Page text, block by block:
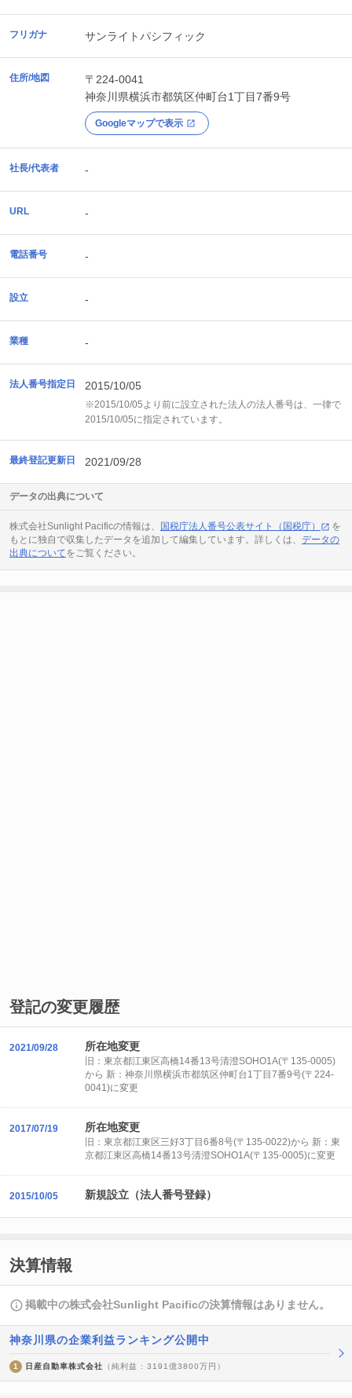
フリガナ サンライトパシフィック
住所/地図
〒224-0041
神奈川県横浜市都筑区仲町台1丁目7番9号
Googleマップで表示
社長/代表者 -
URL -
電話番号 -
設立 -
業種 -
法人番号指定日 2015/10/05
※2015/10/05より前に設立された法人の法人番号は、一律で
2015/10/05に指定されています。
最終登記更新日 2021/09/28
データの出典について
株式会社Sunlight Pacificの情報は、 国税庁法人番号公表サイト（国税庁）
を
もとに独自で収集したデータを追加して編集しています。詳しくは、 データの
出典についてをご覧ください。
登記の変更履歴
2021/09/28 所在地変更
旧：東京都江東区高橋14番13号清澄SOHO1A(〒135-0005)
から 新：神奈川県横浜市都筑区仲町台1丁目7番9号(〒224-
0041)に変更
2017/07/19 所在地変更
旧：東京都江東区三好3丁目6番8号(〒135-0022)から 新：東
京都江東区高橋14番13号清澄SOHO1A(〒135-0005)に変更
2015/10/05 新規設立（法人番号登録）
決算情報
掲載中の株式会社Sunlight Pacificの決算情報はありません。
神奈川県の企業利益ランキング公開中
1 日産自動車株式会社 （純利益 : 3191億3800万円）